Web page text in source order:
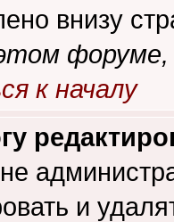
внизу
форуме,
к началу
и